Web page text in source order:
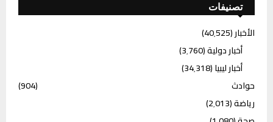
تصنيفات
الأخبار(40٬525)
أخبار دولية(3٬760)
أخبار ليبيا(34٬318)
حوادث
(904)
رياضة(2٬013)